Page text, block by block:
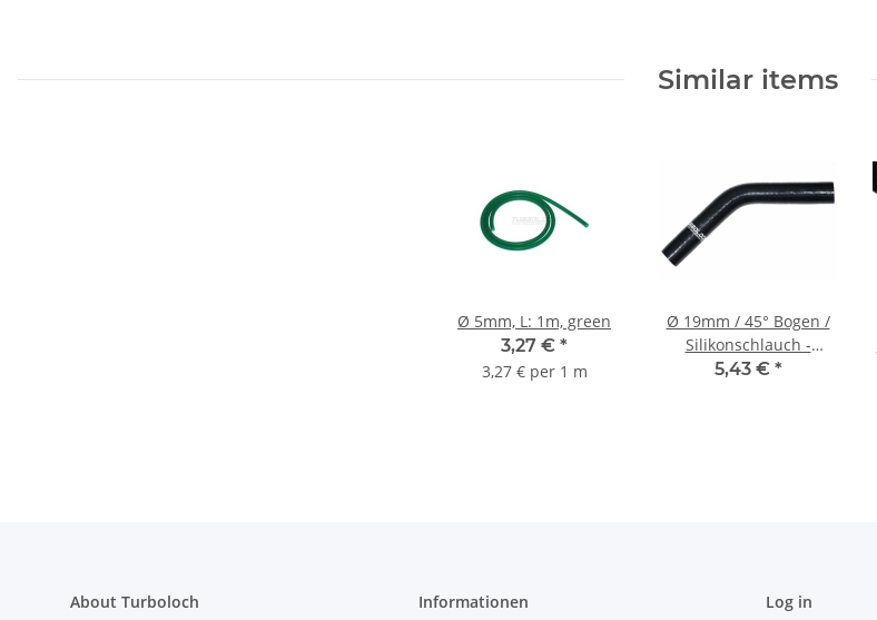
Similar items
Ø 5mm, L: 1m, green
3,27 € *
3,27 € per 1 m
Ø 19mm / 45° Bogen /
Silikonschlauch -
schwarz
5,43 € *
About Turboloch Informationen Log in